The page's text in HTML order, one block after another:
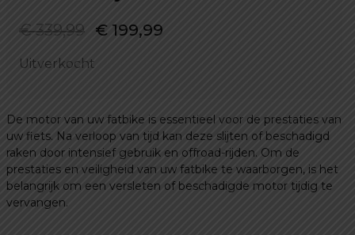
€339,99 Oorspronkelijke
€ 199,99
Uitverkocht
De motor van uw fatbike is essentieel voor de prestaties van
uw fiets. Na verloop van tijd kan deze slijten of beschadigd
raken door intensief gebruik en offroad-rijden. Om de
prestaties en veiligheid van uw fatbike te waarborgen, is het
belangrijk om een versleten of beschadigde motor tijdig te
vervangen.